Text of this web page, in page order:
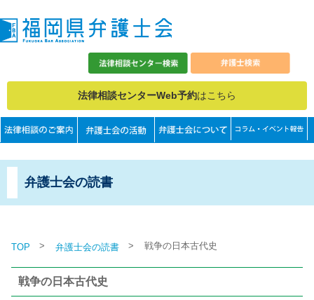
法律相談センターWeb予約はこちら
弁護士会の読書
TOP > 弁護士会の読書 > 戦争の日本古代史
戦争の日本古代史